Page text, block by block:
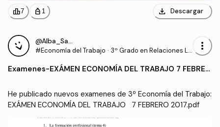
leaderboard7 personal_bag 1 download Descargar
@Alba_Sanchez
#Economía del Trabajo · 3º Grado en Relaciones La
os (UCO)
more_vert
Examenes-EXÁMEN ECONOMÍA DEL TRABAJO 7 FEBRER
He publicado nuevos examenes de 3º Economía del Trabajo:
EXÁMEN ECONOMÍA DEL TRABAJO   7 FEBRERO 2017.pdf